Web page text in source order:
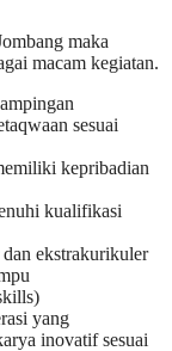
maka
macam kegiatan.
sesuai
kepribadian
kualifikasi
ekstrakurikuler
yang
inovatif sesuai